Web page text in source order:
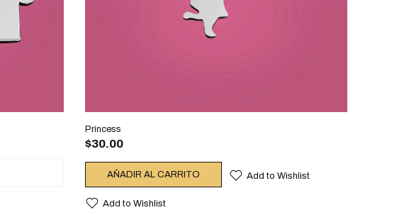
Princess
$30.00
AÑADIR AL CARRITO Add to Wishlist
Add to Wishlist